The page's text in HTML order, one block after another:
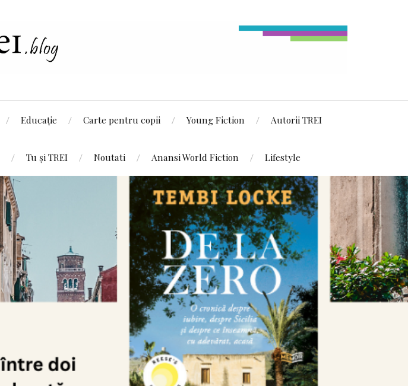
Educație Carte pentru copii Young Fiction Autorii TREI
Tu și TREI Noutati Anansi World Fiction Lifestyle